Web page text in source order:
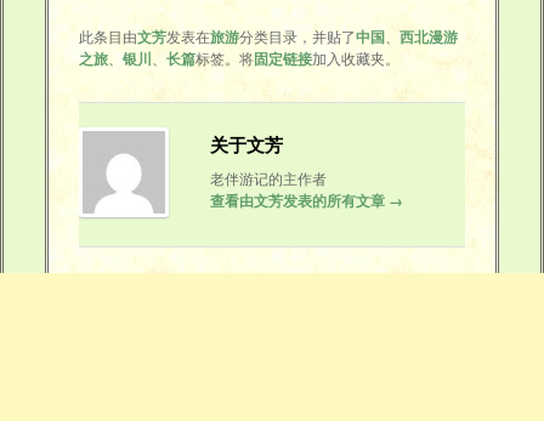
此条目由文芳发表在旅游分类目录，并贴了中国、 西北漫游
之旅、 银川 长篇标签。将固定链接加入收藏夹。
关于文芳
老伴游记的主作者
查看由文芳发表的所有文章 →